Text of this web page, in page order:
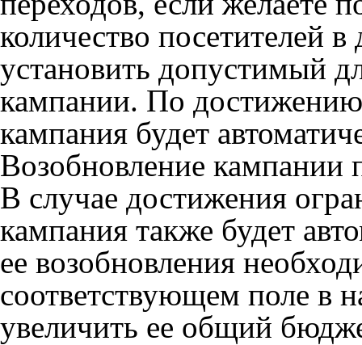
количество посетителей
установить допустимый
кампании. По
кампания будет
Возобновление кампании
В случае достижения
кампания также будет
ее возобновления
соответствующем поле в
увеличить ее общий